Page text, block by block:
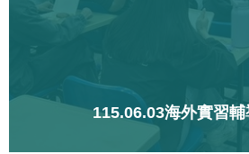
115.06.03海外實習